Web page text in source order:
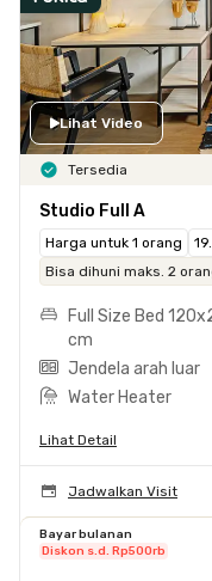
Lihat Video
Tersedia
Studio Full A
Harga untuk 1 orang
Bisa dihuni maks. 2
Full Size Bed
cm
Jendela arah luar
Water Heater
Lihat Detail
Jadwalkan Visit
Bayar bulanan
Diskon s.d. Rp500rb